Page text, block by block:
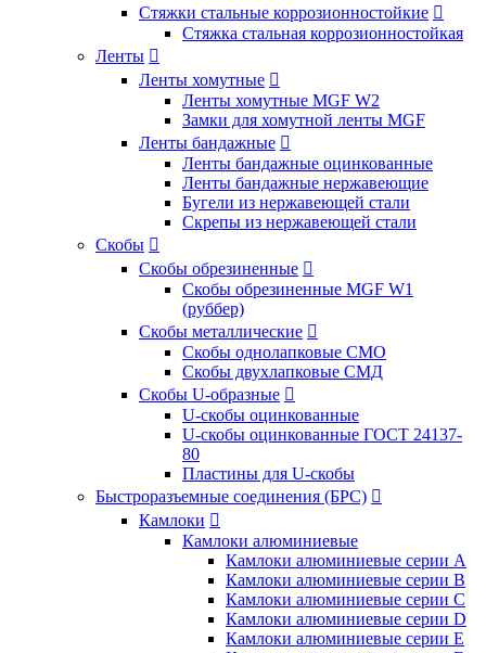
Стяжки стальные коррозионностойкие 
Стяжка стальная коррозионностойкая
Ленты 
Ленты хомутные 
Ленты хомутные MGF W2
Замки для хомутной ленты MGF
Ленты бандажные 
Ленты бандажные оцинкованные
Ленты бандажные нержавеющие
Бугели из нержавеющей стали
Скрепы из нержавеющей стали
Скобы 
Скобы обрезиненные 
Скобы обрезиненные MGF W1
(руббер)
Скобы металлические 
Скобы однолапковые СМО
Скобы двухлапковые СМД
Скобы U-образные 
U-скобы оцинкованные
U-скобы оцинкованные ГОСТ 24137-
80
Пластины для U-скобы
Быстроразъемные соединения (БРС) 
Камлоки 
Камлоки алюминиевые
Камлоки алюминиевые серии А
Камлоки алюминиевые серии B
Камлоки алюминиевые серии C
Камлоки алюминиевые серии D
Камлоки алюминиевые серии E